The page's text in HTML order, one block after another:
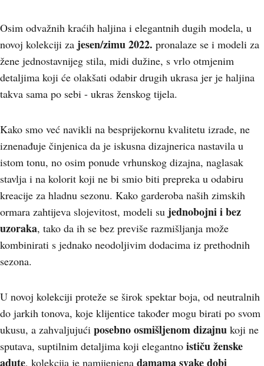
Osim odvažnih kraćih haljina i elegantnih dugih modela, u
novoj kolekciji za jesen/zimu 2022. pronalaze se i modeli za
žene jednostavnijeg stila, midi dužine, s vrlo otmjenim
detaljima koji će olakšati odabir drugih ukrasa jer je haljina
takva sama po sebi - ukras ženskog tijela.
Kako smo već navikli na besprijekornu kvalitetu izrade, ne
iznenađuje činjenica da je iskusna dizajnerica nastavila u
istom tonu, no osim ponude vrhunskog dizajna, naglasak
stavlja i na kolorit koji ne bi smio biti prepreka u odabiru
kreacije za hladnu sezonu. Kako garderoba naših zimskih
ormara zahtijeva slojevitost, modeli su jednobojni i bez
uzoraka, tako da ih se bez previše razmišljanja može
kombinirati s jednako neodoljivim dodacima iz prethodnih
sezona.
U novoj kolekciji proteže se širok spektar boja, od neutralnih
do jarkih tonova, koje klijentice također mogu birati po svom
ukusu, a zahvaljujući posebno osmišljenom dizajnu koji ne
sputava, suptilnim detaljima koji elegantno ističu ženske
adute, kolekcija je namijenjena damama svake dobi